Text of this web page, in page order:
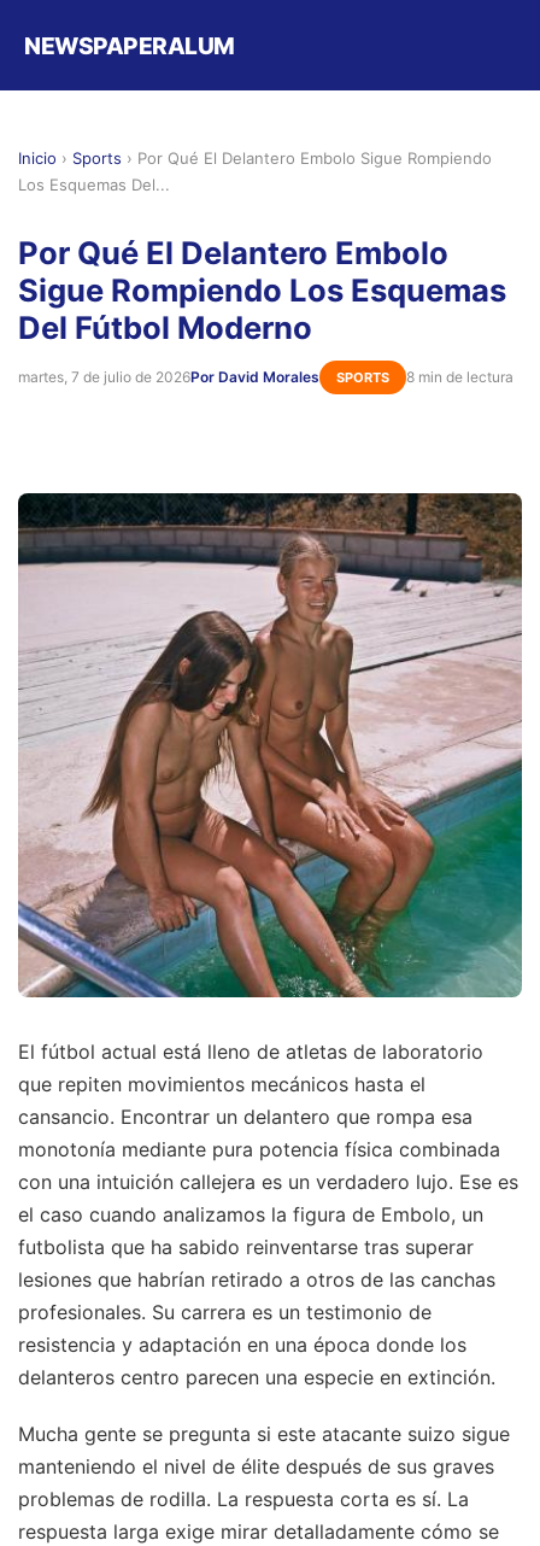
NEWSPAPERALUM
Inicio › Sports › Por Qué El Delantero Embolo Sigue Rompiendo
Los Esquemas Del...
Por Qué El Delantero Embolo
Sigue Rompiendo Los Esquemas
Del Fútbol Moderno
martes, 7 de julio de 2026Por David Morales SPORTS 8 min de lectura
El fútbol actual está lleno de atletas de laboratorio
que repiten movimientos mecánicos hasta el
cansancio. Encontrar un delantero que rompa esa
monotonía mediante pura potencia física combinada
con una intuición callejera es un verdadero lujo. Ese es
el caso cuando analizamos la figura de Embolo, un
futbolista que ha sabido reinventarse tras superar
lesiones que habrían retirado a otros de las canchas
profesionales. Su carrera es un testimonio de
resistencia y adaptación en una época donde los
delanteros centro parecen una especie en extinción.
Mucha gente se pregunta si este atacante suizo sigue
manteniendo el nivel de élite después de sus graves
problemas de rodilla. La respuesta corta es sí. La
respuesta larga exige mirar detalladamente cómo se